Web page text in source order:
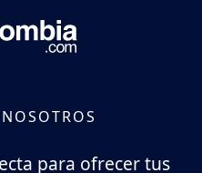
para ofrecer tus